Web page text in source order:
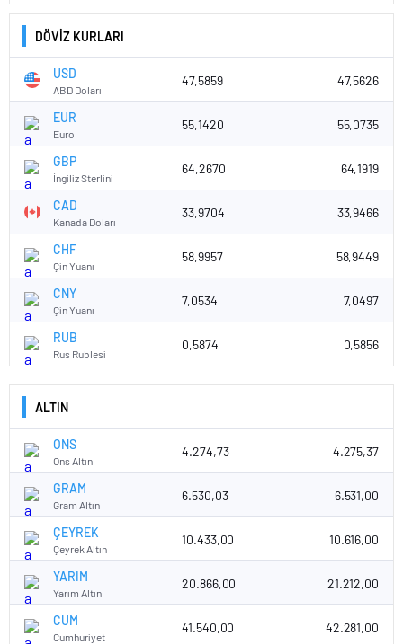
DÖVİZ KURLARI
USD
ABD Doları
47,5859 47,5626
EUR
Euro
55,1420 55,0735
GBP
İngiliz Sterlini
64,2670 64,1919
CAD
Kanada Doları
33,9704 33,9466
CHF
Çin Yuanı
58,9957 58,9449
CNY
Çin Yuanı
7,0534 7,0497
RUB
Rus Rublesi
0,5874 0,5856
ALTIN
ONS
Ons Altın
4.274,73 4.275,37
GRAM
Gram Altın
6.530,03 6.531,00
ÇEYREK
Çeyrek Altın
10.433,00 10.616,00
YARIM
Yarım Altın
20.866,00 21.212,00
CUM
Cumhuriyet
41.540,00 42.281,00